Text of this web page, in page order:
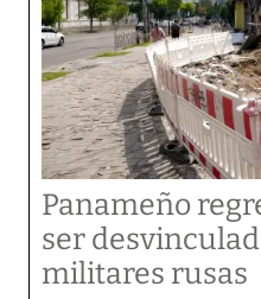
Panameño
ser
militares rusas